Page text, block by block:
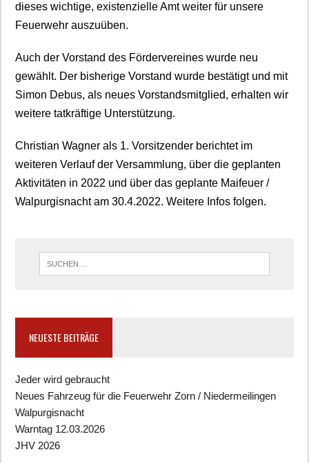
dieses wichtige, existenzielle Amt weiter für unsere
Feuerwehr auszuüben.
Auch der Vorstand des Fördervereines wurde neu
gewählt. Der bisherige Vorstand wurde bestätigt und mit
Simon Debus, als neues Vorstandsmitglied, erhalten wir
weitere tatkräftige Unterstützung.
Christian Wagner als 1. Vorsitzender berichtet im
weiteren Verlauf der Versammlung, über die geplanten
Aktivitäten in 2022 und über das geplante Maifeuer /
Walpurgisnacht am 30.4.2022. Weitere Infos folgen.
NEUESTE BEITRÄGE
Jeder wird gebraucht
Neues Fahrzeug für die Feuerwehr Zorn / Niedermeilingen
Walpurgisnacht
Warntag 12.03.2026
JHV 2026